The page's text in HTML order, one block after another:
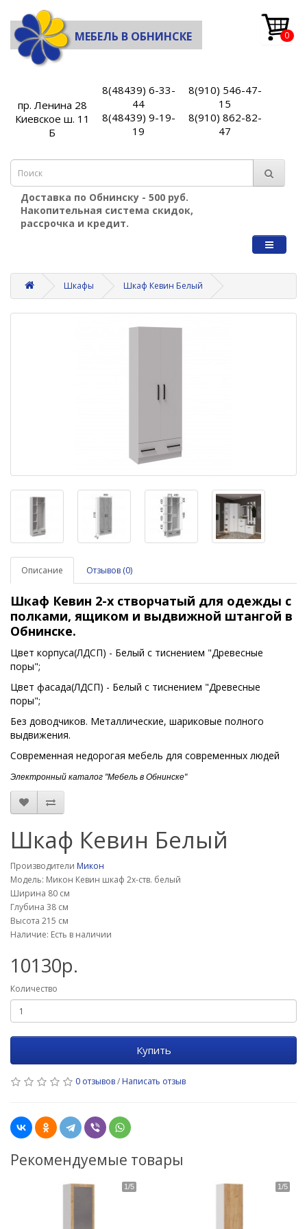
МЕБЕЛЬ В ОБНИНСКЕ 0
пр. Ленина 28
Киевское ш. 11
Б
8(48439) 6-33-
44
8(48439) 9-19-
19
8(910) 546-47-
15
8(910) 862-82-
47
Доставка по Обнинску - 500 руб.
Накопительная система скидок,
рассрочка и кредит.
Шкафы Шкаф Кевин Белый
Описание Отзывов (0)
Шкаф Кевин 2-х створчатый для одежды с
полками, ящиком и выдвижной штангой в
Обнинске.
Цвет корпуса(ЛДСП) - Белый с тиснением "Древесные
поры";
Цвет фасада(ЛДСП) - Белый с тиснением "Древесные
поры";
Без доводчиков. Металлические, шариковые полного
выдвижения.
Современная недорогая мебель для современных людей
Электронный каталог "Мебель в Обнинске"
Шкаф Кевин Белый
Производители Микон
Модель: Микон Кевин шкаф 2х-ств. белый
Ширина 80 см
Глубина 38 см
Высота 215 см
Наличие: Есть в наличии
10130р.
Количество
Купить
0 отзывов/ Написать отзыв
Рекомендуемые товары